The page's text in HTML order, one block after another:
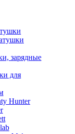
зарядные
для
Hunter